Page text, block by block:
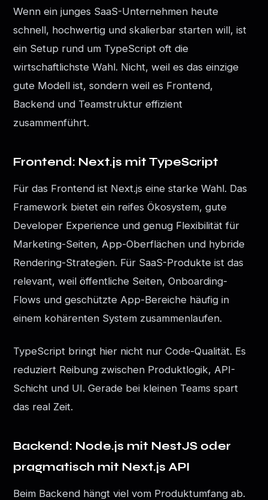
Wenn ein junges SaaS-Unternehmen heute
schnell, hochwertig und skalierbar starten will, ist
ein Setup rund um TypeScript oft die
wirtschaftlichste Wahl. Nicht, weil es das einzige
gute Modell ist, sondern weil es Frontend,
Backend und Teamstruktur effizient
zusammenführt.
Frontend: Next.js mit TypeScript
Für das Frontend ist Next.js eine starke Wahl. Das
Framework bietet ein reifes Ökosystem, gute
Developer Experience und genug Flexibilität für
Marketing-Seiten, App-Oberflächen und hybride
Rendering-Strategien. Für SaaS-Produkte ist das
relevant, weil öffentliche Seiten, Onboarding-
Flows und geschützte App-Bereiche häufig in
einem kohärenten System zusammenlaufen.
TypeScript bringt hier nicht nur Code-Qualität. Es
reduziert Reibung zwischen Produktlogik, API-
Schicht und UI. Gerade bei kleinen Teams spart
das real Zeit.
Backend: Node.js mit NestJS oder
pragmatisch mit Next.js API
Beim Backend hängt viel vom Produktumfang ab.